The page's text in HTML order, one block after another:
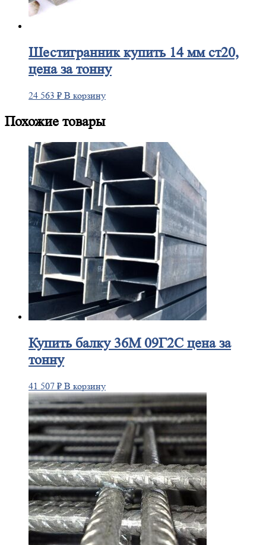
Шестигранниккупить 14 мм ст20,
цена за тонну
24 563 ₽ В корзину
Похожие товары
Купитьбалку 36М 09Г2С цена за
тонну
41 507 ₽ В корзину